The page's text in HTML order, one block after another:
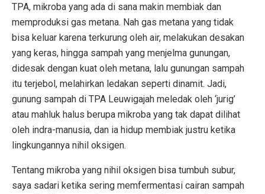
TPA, mikroba yang ada di sana makin membiak dan
memproduksi gas metana. Nah gas metana yang tidak
bisa keluar karena terkurung oleh air, melakukan desakan
yang keras, hingga sampah yang menjelma gunungan,
didesak dengan kuat oleh metana, lalu gunungan sampah
itu terjebol, melahirkan ledakan seperti dinamit. Jadi,
gunung sampah di TPA Leuwigajah meledak oleh ‘jurig’
atau mahluk halus berupa mikroba yang tak dapat dilihat
oleh indra-manusia, dan ia hidup membiak justru ketika
lingkungannya nihil oksigen.
Tentang mikroba yang nihil oksigen bisa tumbuh subur,
saya sadari ketika sering memfermentasi cairan sampah